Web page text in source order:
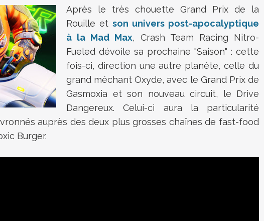
Après le très chouette Grand Prix de la
Rouille et son univers post-apocalyptique
à la Mad Max, Crash Team Racing Nitro-
Fueled dévoile sa prochaine "Saison" : cette
fois-ci, direction une autre planète, celle du
grand méchant Oxyde, avec le Grand Prix de
Gasmoxia et son nouveau circuit, le Drive
Dangereux. Celui-ci aura la particularité
auprès des deux plus grosses chaînes de fast-food
Burger.